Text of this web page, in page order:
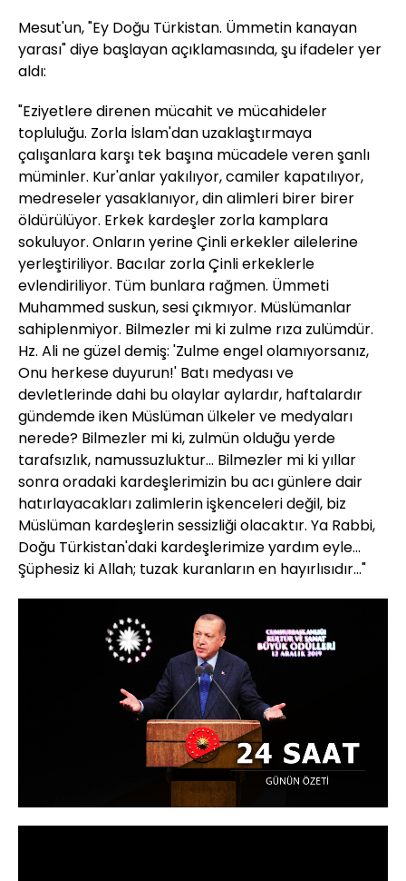
Mesut'un, "Ey Doğu Türkistan. Ümmetin kanayan
yarası" diye başlayan açıklamasında, şu ifadeler yer
aldı:
"Eziyetlere direnen mücahit ve mücahideler
topluluğu. Zorla İslam'dan uzaklaştırmaya
çalışanlara karşı tek başına mücadele veren şanlı
müminler. Kur'anlar yakılıyor, camiler kapatılıyor,
medreseler yasaklanıyor, din alimleri birer birer
öldürülüyor. Erkek kardeşler zorla kamplara
sokuluyor. Onların yerine Çinli erkekler ailelerine
yerleştiriliyor. Bacılar zorla Çinli erkeklerle
evlendiriliyor. Tüm bunlara rağmen. Ümmeti
Muhammed suskun, sesi çıkmıyor. Müslümanlar
sahiplenmiyor. Bilmezler mi ki zulme rıza zulümdür.
Hz. Ali ne güzel demiş: 'Zulme engel olamıyorsanız,
Onu herkese duyurun!' Batı medyası ve
devletlerinde dahi bu olaylar aylardır, haftalardır
gündemde iken Müslüman ülkeler ve medyaları
nerede? Bilmezler mi ki, zulmün olduğu yerde
tarafsızlık, namussuzluktur... Bilmezler mi ki yıllar
sonra oradaki kardeşlerimizin bu acı günlere dair
hatırlayacakları zalimlerin işkenceleri değil, biz
Müslüman kardeşlerin sessizliği olacaktır. Ya Rabbi,
Doğu Türkistan'daki kardeşlerimize yardım eyle...
Şüphesiz ki Allah; tuzak kuranların en hayırlısıdır..."
Aç
Hızı